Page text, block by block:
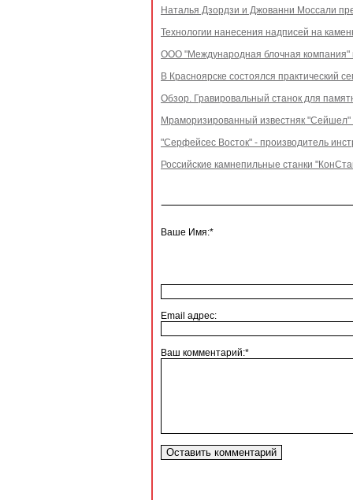
Наталья Дзордзи и Джованни Моссали
Технологии нанесения надписей на
ООО "Международная блочная компания"
В Красноярске состоялся практический
Обзор. Гравировальный станок для
Мраморизированный известняк "Сейшел"
"Серфейсес Восток" - производитель
Российские камнепильные станки
Ваше Имя:*
Email адрес:
Ваш комментарий:*